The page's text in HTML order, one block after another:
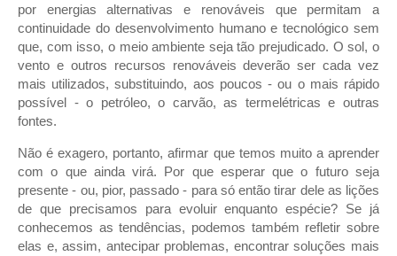
por energias alternativas e renováveis que permitam a
continuidade do desenvolvimento humano e tecnológico sem
que, com isso, o meio ambiente seja tão prejudicado. O sol, o
vento e outros recursos renováveis deverão ser cada vez
mais utilizados, substituindo, aos poucos - ou o mais rápido
possível - o petróleo, o carvão, as termelétricas e outras
fontes.
Não é exagero, portanto, afirmar que temos muito a aprender
com o que ainda virá. Por que esperar que o futuro seja
presente - ou, pior, passado - para só então tirar dele as lições
de que precisamos para evoluir enquanto espécie? Se já
conhecemos as tendências, podemos também refletir sobre
elas e, assim, antecipar problemas, encontrar soluções mais